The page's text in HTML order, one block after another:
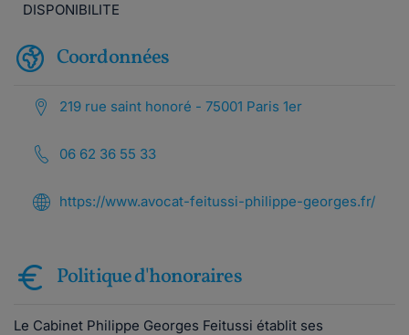
DISPONIBILITE
Coordonnées
219 rue saint honoré - 75001 Paris 1er
06 62 36 55 33
https://www.avocat-feitussi-philippe-georges.fr/
Politique d'honoraires
Le Cabinet Philippe Georges Feitussi établit ses